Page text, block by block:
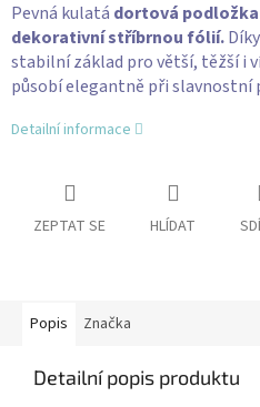
Pevná kulatá dortová podložka
dekorativní stříbrnou fólií.Díky
stabilní základ pro větší, těžší i
působí elegantně při slavnostní
Detailní informace
ZEPTAT SE HLÍDAT
Popis Značka
Detailní popis produktu